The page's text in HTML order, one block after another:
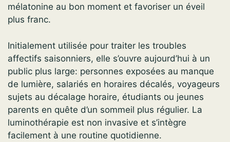
mélatonine au bon moment et favoriser un éveil
plus franc.
Initialement utilisée pour traiter les troubles
affectifs saisonniers, elle s’ouvre aujourd’hui à un
public plus large: personnes exposées au manque
de lumière, salariés en horaires décalés, voyageurs
sujets au décalage horaire, étudiants ou jeunes
parents en quête d’un sommeil plus régulier. La
luminothérapie est non invasive et s’intègre
facilement à une routine quotidienne.